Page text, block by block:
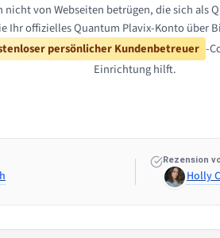
nicht von Webseiten betrügen, die sich als
Ihr offizielles Quantum Plavix-Konto über
persönlicher Kundenbetreuer -
Einrichtung hilft.
Rezension
Holly